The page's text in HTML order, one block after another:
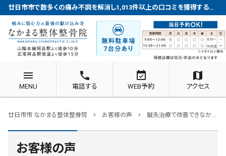
廿日市市で数多くの痛み不調を解消し1,013件以上の口コミを獲得する整体院
menu
MENU
phone
電話する
event_available
WEB予約
map
アクセス
廿日市市 なかまる整体整骨院 chevron_right お客様の声 chevron_right 鍼灸治療で改善できなかった左足の前側の肉離れ後遺症のしこり（硬結）の改善は、推拿の離筋法で改善。
お客様の声